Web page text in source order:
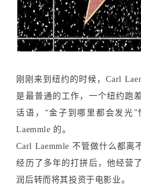
刚刚来到纽约的时候，Carl
是最普通的工作，一个纽约跑
话语，“金子到哪里都会发光
Laemmle 的。
Carl Laemmle 不管做什么都离
经历了多年的打拼后，他经营
润后转而将其投资于电影业。